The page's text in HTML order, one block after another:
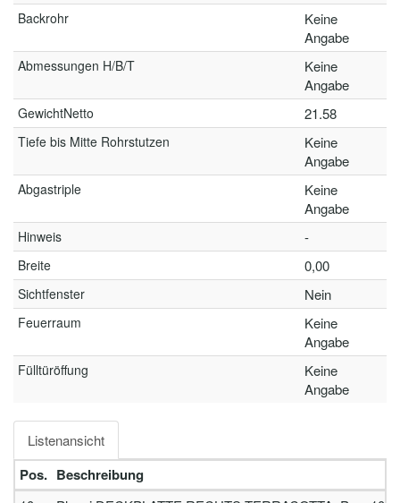
Backrohr
Keine
Angabe
Abmessungen H/B/T
Keine
Angabe
GewichtNetto 21.58
Tiefe bis Mitte Rohrstutzen
Keine
Angabe
Abgastriple
Keine
Angabe
Hinweis -
Breite 0,00
Sichtfenster Nein
Feuerraum
Keine
Angabe
Fülltüröffung
Keine
Angabe
Listenansicht
Pos. Beschreibung